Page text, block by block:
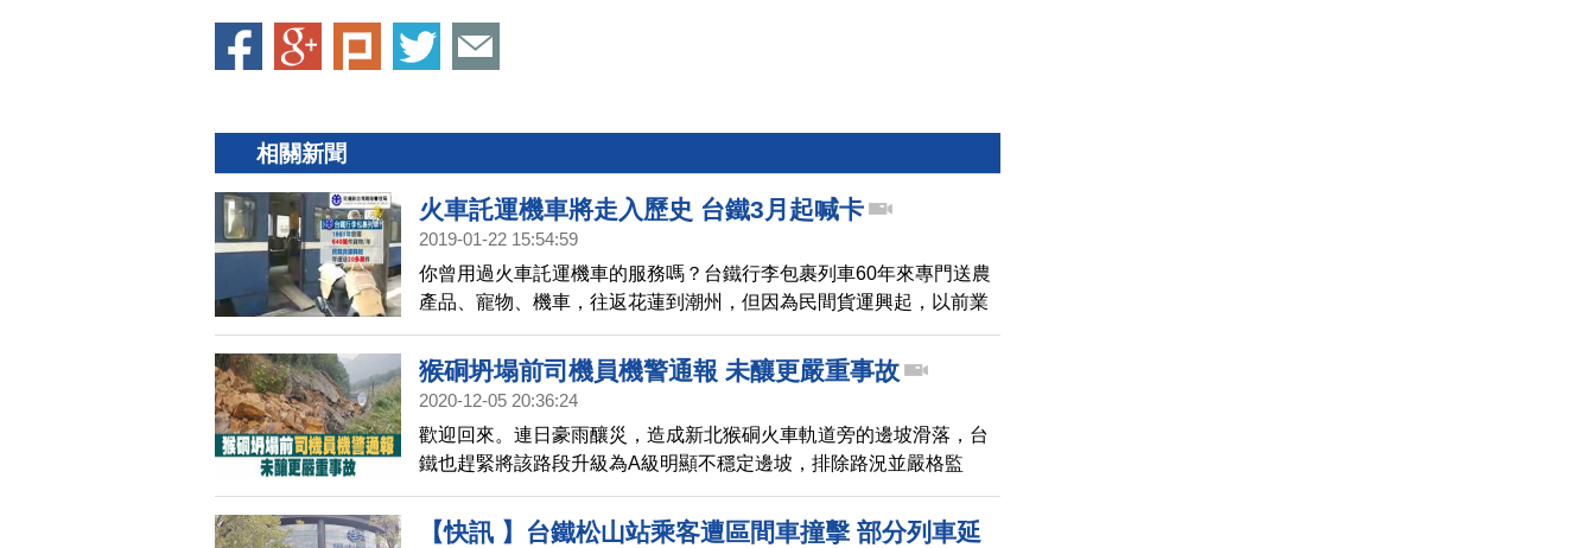
相關新聞
火車託運機車將走入歷史 台鐵3月起喊卡
2019-01-22 15:54:59
你曾用過火車託運機車的服務嗎？台鐵行李包裹列車60年來專門送農
產品、寵物、機車，往返花蓮到潮州，但因為民間貨運興起，以前業
務量一年640萬件，現在僅有20多萬件，讓台鐵決定3月1日開始停駛
定期列車，託運機車服務跟著停辦，讓火車託運機車畫面走入歷史。
猴硐坍塌前司機員機警通報 未釀更嚴重事故
2020-12-05 20:36:24
歡迎回來。連日豪雨釀災，造成新北猴硐火車軌道旁的邊坡滑落，台
鐵也趕緊將該路段升級為A級明顯不穩定邊坡，排除路況並嚴格監
控，雖然今天因雨勢不斷暫時停工，但目前仍以8日清晨5點恢復單線
雙向通車為目標。而當天也幸好在大規模土石坍塌前，資深的台鐵司
【快訊 】台鐵松山站乘客遭區間車撞擊 部分列車延